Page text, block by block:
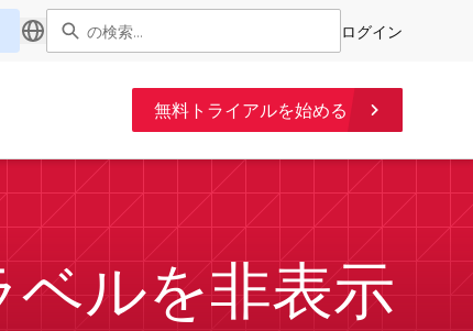
ログイン
無料トライアルを始める
ルを非表示